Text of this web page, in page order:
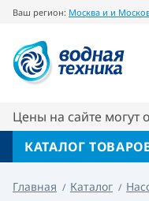
Ваш регион: Москва и и
Цены на сайте могут
КАТАЛОГ
Главная Каталог